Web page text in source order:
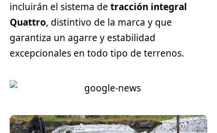
incluirán el sistema de tracción integral
Quattro, distintivo de la marca y que
garantiza un agarre y estabilidad
excepcionales en todo tipo de terrenos.